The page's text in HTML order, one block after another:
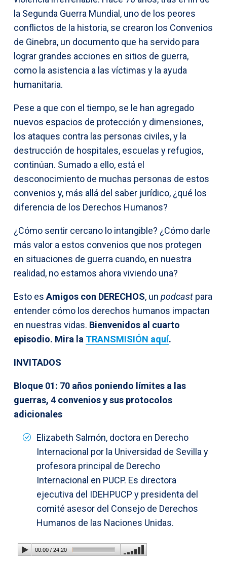
la Segunda Guerra Mundial, uno de los peores
conflictos de la historia, se crearon los Convenios
de Ginebra, un documento que ha servido para
lograr grandes acciones en sitios de guerra,
como la asistencia a las víctimas y la ayuda
humanitaria.
Pese a que con el tiempo, se le han agregado
nuevos espacios de protección y dimensiones,
los ataques contra las personas civiles, y la
destrucción de hospitales, escuelas y refugios,
continúan. Sumado a ello, está el
desconocimiento de muchas personas de estos
convenios y, más allá del saber jurídico, ¿qué los
diferencia de los Derechos Humanos?
¿Cómo sentir cercano lo intangible? ¿Cómo darle
más valor a estos convenios que nos protegen
en situaciones de guerra cuando, en nuestra
realidad, no estamos ahora viviendo una?
Esto esAmigos con DERECHOS, un podcast para
entender cómo los derechos humanos impactan
en nuestras vidas. Bienvenidos al cuarto
episodio. Mira la TRANSMISIÓN aquí.
INVITADOS
Bloque 01: 70 años poniendo límites a las
guerras, 4 convenios y sus protocolos
adicionales
Elizabeth Salmón, doctora en Derecho
Internacional por la Universidad de Sevilla y
profesora principal de Derecho
Internacional en PUCP. Es directora
ejecutiva del IDEHPUCP y presidenta del
comité asesor del Consejo de Derechos
Humanos de las Naciones Unidas.